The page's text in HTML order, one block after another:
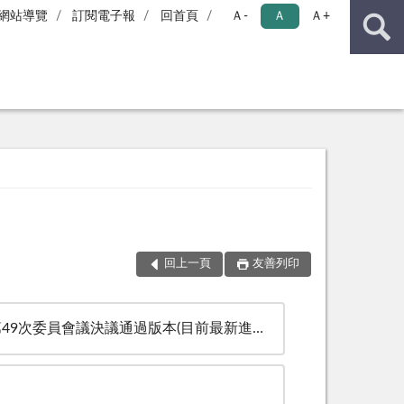
站導覽 訂閱電子報 回首頁 Ａ- Ａ Ａ+
回上一頁 友善列印
會議決議通過版本(目前最新進度，非最終定稿版)